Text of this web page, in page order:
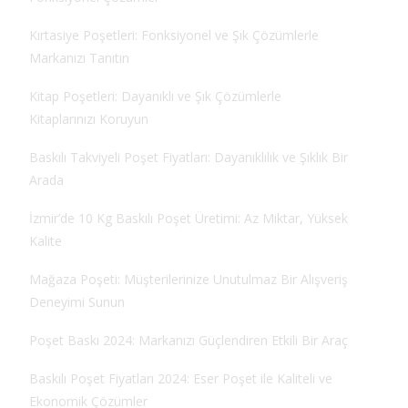
Kırtasiye Poşetleri: Fonksiyonel ve Şık Çözümlerle
Markanızı Tanıtın
Kitap Poşetleri: Dayanıklı ve Şık Çözümlerle
Kitaplarınızı Koruyun
Baskılı Takviyeli Poşet Fiyatları: Dayanıklılık ve Şıklık Bir
Arada
İzmir’de 10 Kg Baskılı Poşet Üretimi: Az Miktar, Yüksek
Kalite
Mağaza Poşeti: Müşterilerinize Unutulmaz Bir Alışveriş
Deneyimi Sunun
Poşet Baskı 2024: Markanızı Güçlendiren Etkili Bir Araç
Baskılı Poşet Fiyatları 2024: Eser Poşet ile Kaliteli ve
Ekonomik Çözümler